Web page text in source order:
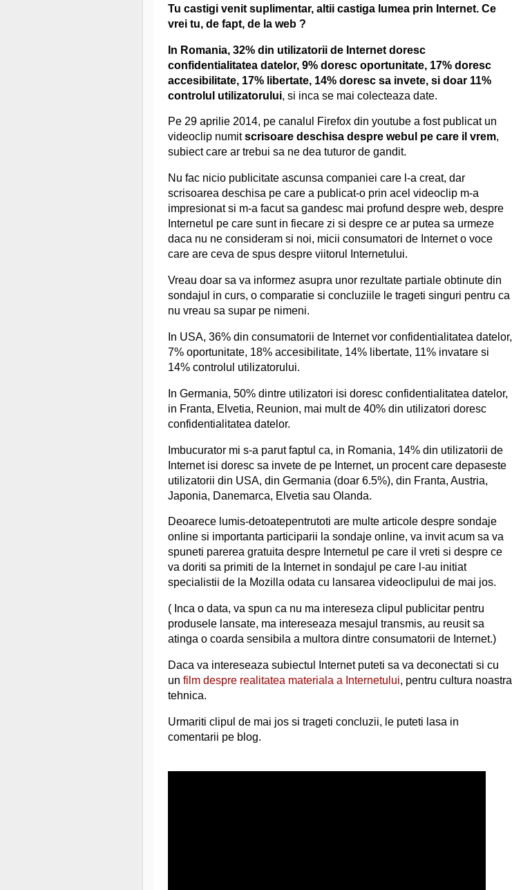
Tu castigi venit suplimentar, altii castiga lumea prin Internet. Ce
vrei tu, de fapt, de la web ?
In Romania, 32% din utilizatorii de Internet doresc
confidentialitatea datelor, 9% doresc oportunitate, 17% doresc
accesibilitate, 17% libertate, 14% doresc sa invete, si doar 11%
controlul utilizatorului, si inca se mai colecteaza date.
Pe 29 aprilie 2014, pe canalul Firefox din youtube a fost publicat un
videoclip numitscrisoare deschisa despre webul pe care il vrem,
subiect care ar trebui sa ne dea tuturor de gandit.
Nu fac nicio publicitate ascunsa companiei care l-a creat, dar
scrisoarea deschisa pe care a publicat-o prin acel videoclip m-a
impresionat si m-a facut sa gandesc mai profund despre web, despre
Internetul pe care sunt in fiecare zi si despre ce ar putea sa urmeze
daca nu ne consideram si noi, micii consumatori de Internet o voce
care are ceva de spus despre viitorul Internetului.
Vreau doar sa va informez asupra unor rezultate partiale obtinute din
sondajul in curs, o comparatie si concluziile le trageti singuri pentru ca
nu vreau sa supar pe nimeni.
In USA, 36% din consumatorii de Internet vor confidentialitatea datelor,
7% oportunitate, 18% accesibilitate, 14% libertate, 11% invatare si
14% controlul utilizatorului.
In Germania, 50% dintre utilizatori isi doresc confidentialitatea datelor,
in Franta, Elvetia, Reunion, mai mult de 40% din utilizatori doresc
confidentialitatea datelor.
Imbucurator mi s-a parut faptul ca, in Romania, 14% din utilizatorii de
Internet isi doresc sa invete de pe Internet, un procent care depaseste
utilizatorii din USA, din Germania (doar 6.5%), din Franta, Austria,
Japonia, Danemarca, Elvetia sau Olanda.
Deoarece lumis-detoatepentrutoti are multe articole despre sondaje
online si importanta participarii la sondaje online, va invit acum sa va
spuneti parerea gratuita despre Internetul pe care il vreti si despre ce
va doriti sa primiti de la Internet in sondajul pe care l-au initiat
specialistii de la Mozilla odata cu lansarea videoclipului de mai jos.
( Inca o data, va spun ca nu ma intereseza clipul publicitar pentru
produsele lansate, ma intereseaza mesajul transmis, au reusit sa
atinga o coarda sensibila a multora dintre consumatorii de Internet.)
Daca va intereseaza subiectul Internet puteti sa va deconectati si cu
un film despre realitatea materiala a Internetului, pentru cultura noastra
tehnica.
Urmariti clipul de mai jos si trageti concluzii, le puteti lasa in
comentarii pe blog.